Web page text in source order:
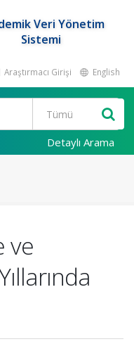
Veri Yönetim
Sistemi
Araştırmacı Girişi English
Detaylı Arama
ve